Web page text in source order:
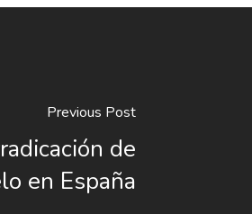
Previous Post
de
en España